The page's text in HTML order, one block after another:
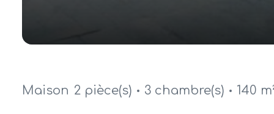
Maison 2 pièce(s) 3 chambre(s) 140